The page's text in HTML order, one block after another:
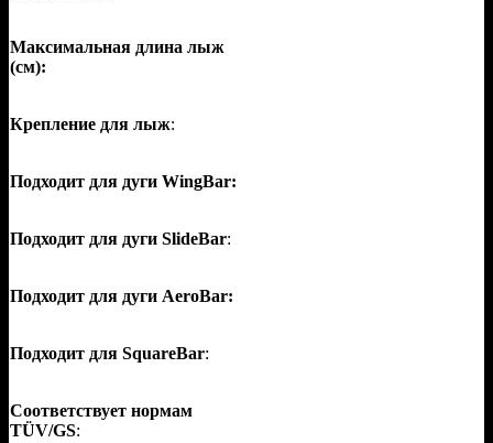
Максимальная длина лыж
(см):
Крепление для лыж:
Подходит для дуги WingBar:
Подходит для дуги SlideBar:
Подходит для дуги AeroBar:
Подходит для SquareBar:
Соответствует нормам
TÜV/GS: